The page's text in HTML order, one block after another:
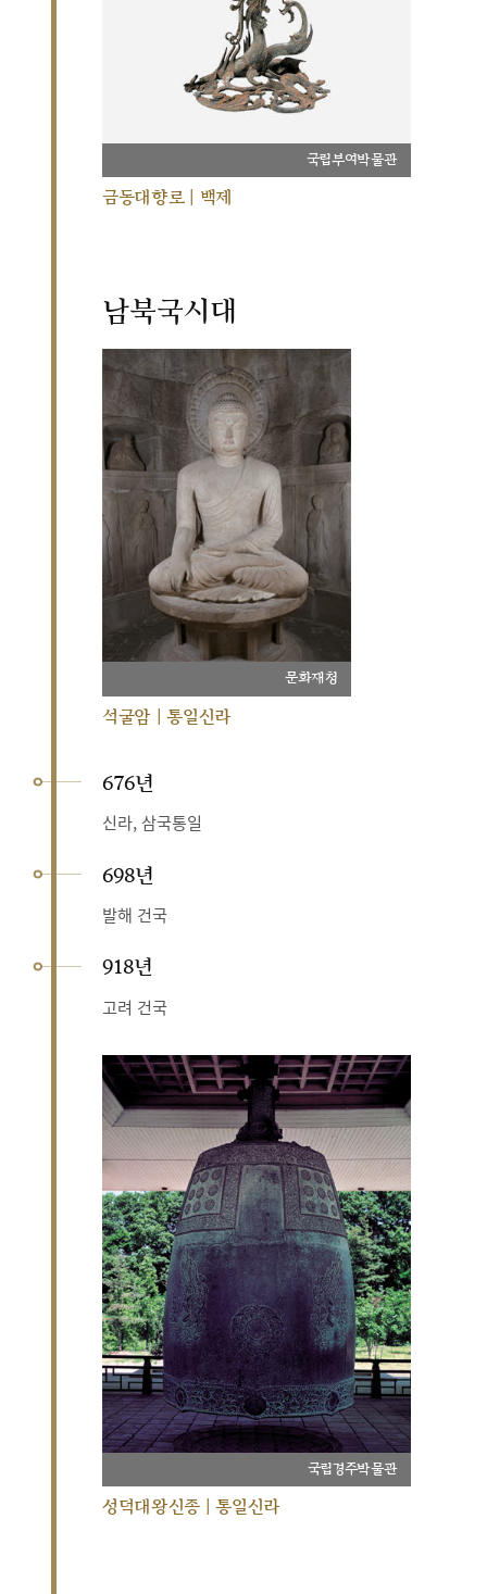
국립부여박물관
금동대향로 | 백제
남북국시대
문화재청
석굴암 | 통일신라
676년
신라, 삼국통일
698년
발해 건국
918년
고려 건국
국립경주박물관
성덕대왕신종 | 통일신라